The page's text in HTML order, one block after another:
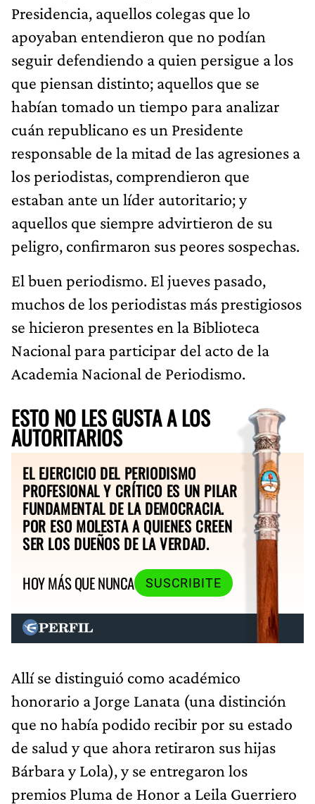
Presidencia, aquellos colegas que lo
apoyaban entendieron que no podían
seguir defendiendo a quien persigue a los
que piensan distinto; aquellos que se
habían tomado un tiempo para analizar
cuán republicano es un Presidente
responsable de la mitad de las agresiones a
los periodistas, comprendieron que
estaban ante un líder autoritario; y
aquellos que siempre advirtieron de su
peligro, confirmaron sus peores sospechas.
El buen periodismo. El jueves pasado,
muchos de los periodistas más prestigiosos
se hicieron presentes en la Biblioteca
Nacional para participar del acto de la
Academia Nacional de Periodismo.
ESTO NO LES GUSTA A LOS
AUTORITARIOS
EL EJERCICIO DEL PERIODISMO
PROFESIONAL Y CRÍTICO ES UN PILAR
FUNDAMENTAL DE LA DEMOCRACIA.
POR ESO MOLESTA A QUIENES CREEN
SER LOS DUEÑOS DE LA VERDAD.
HOY MÁS QUE NUNCA
SUSCRIBITE
Allí se distinguió como académico
honorario a Jorge Lanata (una distinción
que no había podido recibir por su estado
de salud y que ahora retiraron sus hijas
Bárbara y Lola), y se entregaron los
premios Pluma de Honor a Leila Guerriero